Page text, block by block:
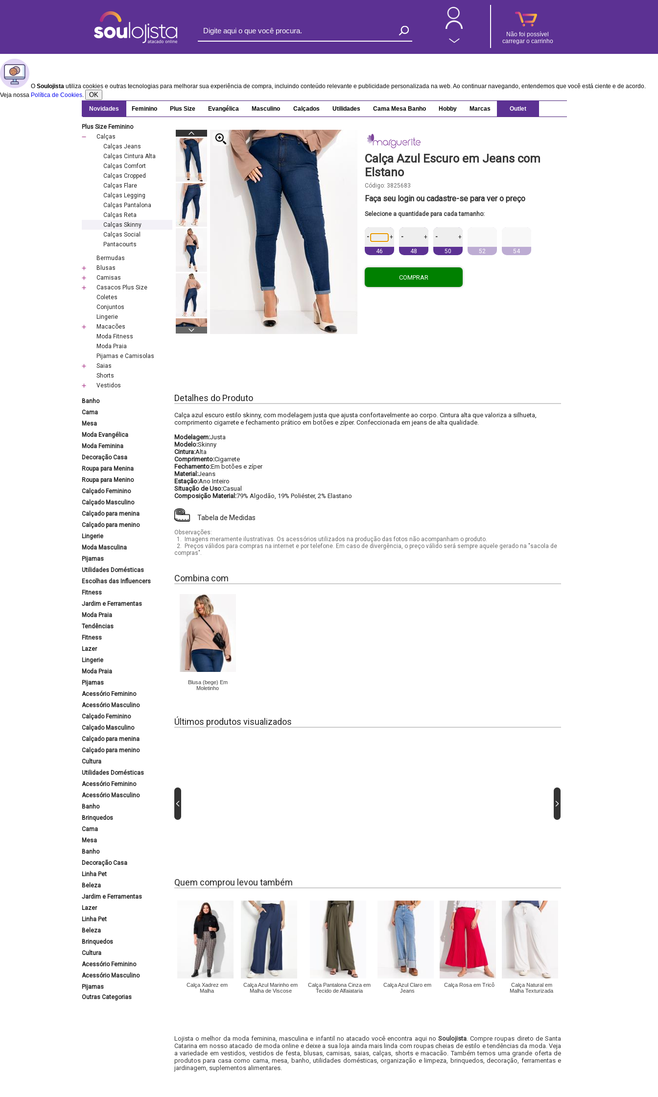
Não foi possível
carregar o carrinho
O Soulojista utiliza cookies e outras tecnologias para melhorar sua experiência de compra, incluindo conteúdo relevante e publicidade personalizada na web. Ao continuar navegando, entendemos que você está ciente e de acordo.
Veja nossa Política de Cookies. OK
Novidades Feminino Plus Size Evangélica Masculino Calçados Utilidades Cama Mesa Banho Hobby Marcas Outlet
Plus Size Feminino
Calças
Calças Jeans
Calças Cintura Alta
Calças Comfort
Calças Cropped
Calças Flare
Calças Legging
Calças Pantalona
Calças Reta
Calças Skinny
Calças Social
Pantacourts
Bermudas
Blusas
Camisas
Casacos Plus Size
Coletes
Conjuntos
Lingerie
Macacões
Moda Fitness
Moda Praia
Pijamas e Camisolas
Saias
Shorts
Vestidos
Banho
Cama
Mesa
Moda Evangélica
Moda Feminina
Decoração Casa
Roupa para Menina
Roupa para Menino
Calçado Feminino
Calçado Masculino
Calçado para menina
Calçado para menino
Lingerie
Moda Masculina
Pijamas
Utilidades Domésticas
Escolhas das Influencers
Fitness
Jardim e Ferramentas
Moda Praia
Tendências
Fitness
Lazer
Lingerie
Moda Praia
Pijamas
Acessório Feminino
Acessório Masculino
Calçado Feminino
Calçado Masculino
Calçado para menina
Calçado para menino
Cultura
Utilidades Domésticas
Acessório Feminino
Acessório Masculino
Banho
Brinquedos
Cama
Mesa
Banho
Decoração Casa
Linha Pet
Beleza
Jardim e Ferramentas
Lazer
Linha Pet
Beleza
Brinquedos
Cultura
Acessório Feminino
Acessório Masculino
Pijamas
Outras Categorias
Calça Azul Escuro em Jeans com
Elstano
Código: 3825683
Faça seu login ou cadastre-se para ver o preço
Selecione a quantidade para cada tamanho:
- +
46
- +
48
- +
50 52 54
COMPRAR
Detalhes do Produto
Calça azul escuro estilo skinny, com modelagem justa que ajusta confortavelmente ao corpo. Cintura alta que valoriza a silhueta,
comprimento cigarrete e fechamento prático em botões e zíper. Confeccionada em jeans de alta qualidade.
Modelagem:Justa
Modelo:Skinny
Cintura:Alta
Comprimento:Cigarrete
Fechamento:Em botões e zíper
Material:Jeans
Estação:Ano Inteiro
Situação de Uso:Casual
Composição Material:79% Algodão, 19% Poliéster, 2% Elastano
Tabela de Medidas
Observações:
1.
Imagens meramente ilustrativas. Os acessórios utilizados na produção das fotos não acompanham o produto.
2.
Preços válidos para compras na internet e por telefone. Em caso de divergência, o preço válido será sempre aquele gerado na "sacola de
compras".
Combina com
Blusa (bege) Em
Moletinho
Últimos produtos visualizados
Quem comprou levou também
Calça Xadrez em
Malha
Calça Azul Marinho em
Malha de Viscose
Calça Pantalona Cinza em
Tecido de Alfaiataria
Calça Azul Claro em
Jeans
Calça Rosa em Tricô
Calça Natural em
Malha Texturizada
Lojista o melhor da moda feminina, masculina e infantil no atacado você encontra aqui no Soulojista. Compre roupas direto de Santa
Catarina em nosso atacado de moda online e deixe a sua loja ainda mais linda com roupas cheias de estilo e tendências da moda. Veja
a variedade em vestidos, vestidos de festa, blusas, camisas, saias, calças, shorts e macacão. Também temos uma grande oferta de
produtos para casa como cama, mesa, banho, utilidades domésticas, organização e limpeza, brinquedos, decoração, ferramentas e
jardinagem, suplementos alimentares.